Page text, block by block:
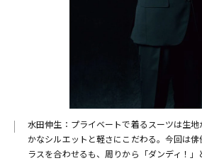
水田伸生：プライベートで着るスーツは生
かなシルエットと軽さにこだわる。今回は
ラスを合わせるも、周りから「ダンディ！